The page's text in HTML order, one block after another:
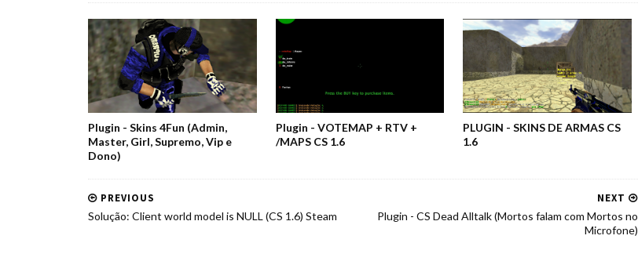
Plugin - Skins 4Fun (Admin,
Master, Girl, Supremo, Vip e
Dono)
Plugin - VOTEMAP + RTV +
/MAPS CS 1.6
PLUGIN - SKINS DE ARMAS CS
1.6
NEXT
Plugin - CS Dead Alltalk (Mortos falam com Mortos no
Microfone)
PREVIOUS
Solução: Client world model is NULL (CS 1.6) Steam